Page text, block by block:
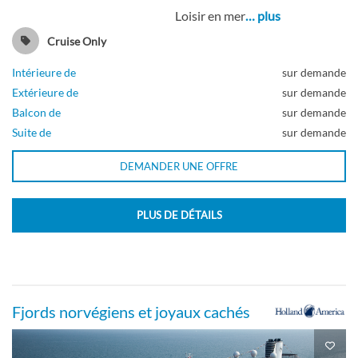
Grande cabine Spa avec vue sur mer
Loisir en mer… plus
Cruise Only
Intérieure de
sur demande
Extérieure de
sur demande
Balcon de
sur demande
Suite de
sur demande
DEMANDER UNE OFFRE
PLUS DE DÉTAILS
Fjords norvégiens et joyaux cachés